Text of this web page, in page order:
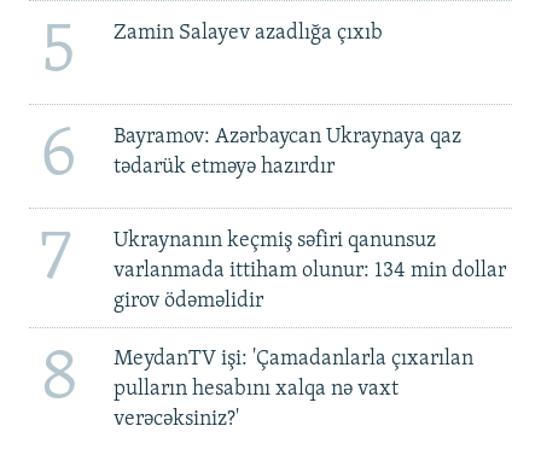
5 Zamin Salayev azadlığa çıxıb
6
Bayramov: Azərbaycan Ukraynaya qaz
tədarük etməyə hazırdır
7
Ukraynanın keçmiş səfiri qanunsuz
varlanmada ittiham olunur: 134 min dollar
girov ödəməlidir
8
MeydanTV işi: 'Çamadanlarla çıxarılan
pulların hesabını xalqa nə vaxt
verəcəksiniz?'